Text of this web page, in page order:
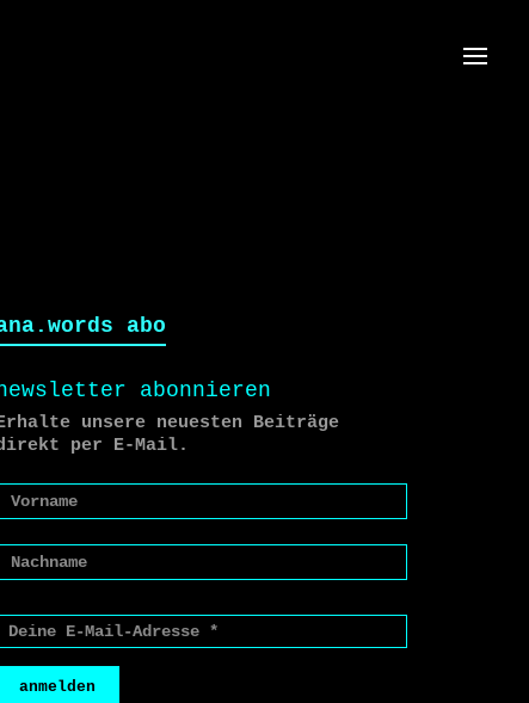
abo
abonnieren
Erhalte unsere neuesten Beiträge
per E-Mail.
anmelden